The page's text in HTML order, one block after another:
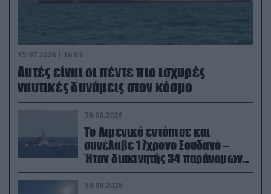
15.07.2026 | 16:03
Aυτές είναι οι πέντε πιο ισχυρές
ναυτικές δυνάμεις στον κόσμο
30.06.2026
Το Λιμενικό εντόπισε και
συνέλαβε 17χρονο Σουδανό –
Ήταν διακινητής 34 παράνομων
μεταναστών
30.06.2026